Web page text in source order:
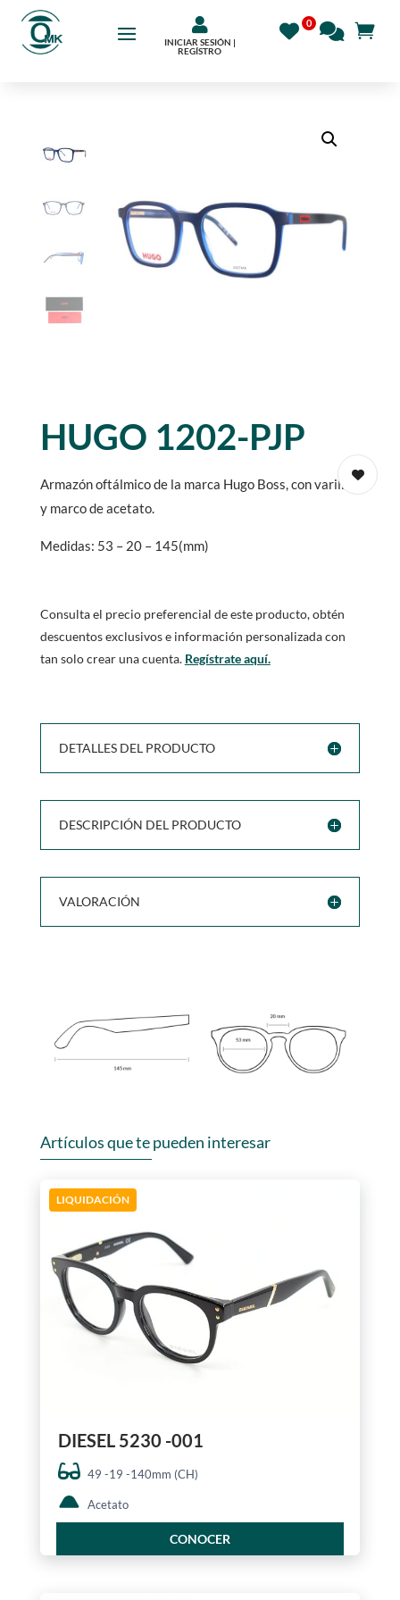

INICIAR SESIÓN |
REGÍSTRO
HUGO 1202-PJP
Armazón oftálmico de la marca Hugo Boss, con varillas
y marco de acetato.
Medidas: 53 – 20 – 145(mm)
Consulta el precio preferencial de este producto, obtén
descuentos exclusivos e información personalizada con
tan solo crear una cuenta. Regístrate aquí.
DETALLES DEL PRODUCTO
DESCRIPCIÓN DEL PRODUCTO
VALORACIÓN
Artículos que te pueden interesar
LIQUIDACIÓN
DIESEL 5230 -001
49 -19 -140mm (CH)
Acetato
CONOCER